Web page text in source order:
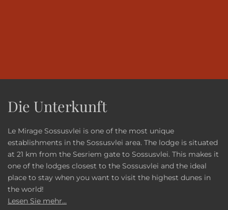
Die Unterkunft
Le Mirage Sossusvlei is one of the most unique
establishments in the Sossusvlei area. The lodge is situated
at 21 km from the Sesriem gate to Sossusvlei. This makes it
one of the lodges closest to the Sossusvlei and the ideal
place to stay when you want to visit the highest dunes in
the world!
Lesen Sie mehr...